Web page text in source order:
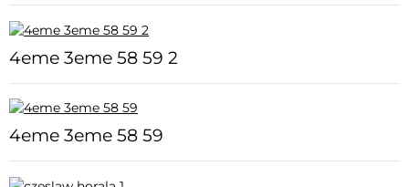
4eme 3eme 58 59 2
4eme 3eme 58 59